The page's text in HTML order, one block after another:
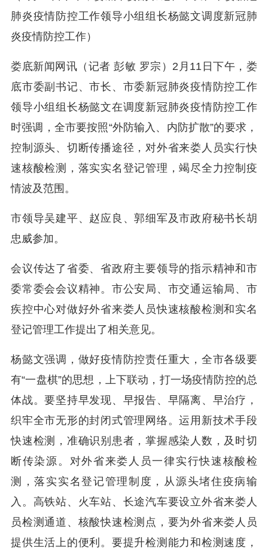
肺炎疫情防控工作领导小组组长杨懿文调度新冠肺
炎疫情防控工作）
娄底新闻网讯（记者 彭敏 罗宗）2月11日下午，娄
底市委副书记、市长、市委新冠肺炎疫情防控工作
领导小组组长杨懿文在调度新冠肺炎疫情防控工作
时强调，全市要按照“外防输入、内防扩散”的要求，
控制源头、切断传播途径，对外省来娄人员实行快
速核酸检测，落实实名登记管理，竭尽全力控制疫
情波及范围。
市领导吴建平、赵应良、郭细军及市政府秘书长胡
忠威参加。
会议传达了省委、省政府主要领导的指示精神和市
委常委会会议精神。市公安局、市交通运输局、市
疾控中心对做好外省来娄人员快速核酸检测和实名
登记管理工作提出了相关意见。
杨懿文强调，做好疫情防控责任重大，全市各级要
有“一盘棋”的思想，上下联动，打一场疫情防控的总
体战。要坚持早发现、早报告、早隔离、早治疗，
织牢全市无形的封闭式管理网络。运用新技术手段
快速检测，准确识别患者，掌握感染人数，及时切
断传染源。对外省来娄人员一律实行快速核酸检
测，落实实名登记管理制度，从源头堵住疫病输
入。高铁站、火车站、长途汽车要设立外省来娄人
员检测通道、核酸快速检测点，要为外省来娄人员
提供生活上的便利。要提升检测能力和检测速度，